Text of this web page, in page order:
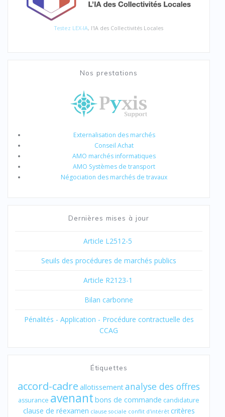
Testez LEX-IA, l'IA des Collectivités Locales
Nos prestations
Externalisation des marchés
Conseil Achat
AMO marchés informatiques
AMO Systèmes de transport
Négociation des marchés de travaux
Dernières mises à jour
Article L2512-5
Seuils des procédures de marchés publics
Article R2123-1
Bilan carbonne
Pénalités - Application - Procédure contractuelle des
CCAG
Étiquettes
accord-cadre allotissementanalyse des offres
assurance avenant bons de commande candidature
clause de réexamen clause sociale conflit d'intérêt critères